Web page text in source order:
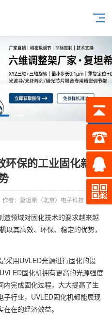
搜索
环保的工业固化新趋
作者：复坦希（北京）电子科技
领域对固化技术的要求越来越
以其高效、环保、稳定的优势，
用UVLED光源进行固化的设
固化机拥有更高的光源强度
完成固化过程，大大提高了生
子行业，UVLED固化机都能展现
在的经济效益。